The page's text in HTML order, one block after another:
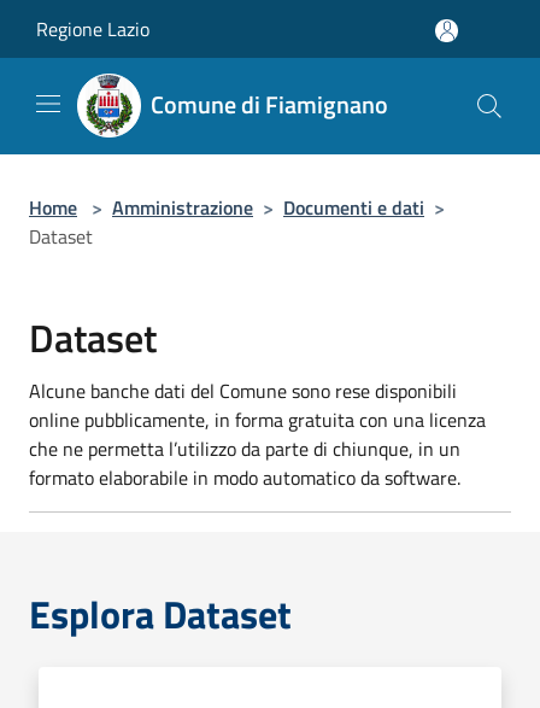
Regione Lazio
Comune di Fiamignano
Home > Amministrazione > Documenti e dati >
Dataset
Dataset
Alcune banche dati del Comune sono rese disponibili
online pubblicamente, in forma gratuita con una licenza
che ne permetta l’utilizzo da parte di chiunque, in un
formato elaborabile in modo automatico da software.
Esplora Dataset